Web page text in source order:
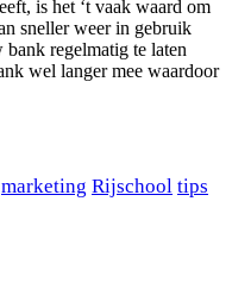
is het ‘t vaak waard om
sneller weer in gebruik
regelmatig te laten
wel langer mee waardoor
marketing Rijschool tips